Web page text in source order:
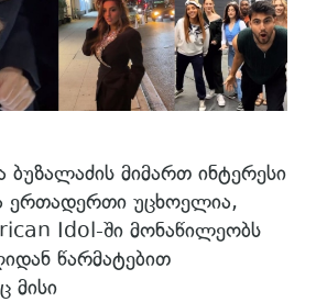
მიმართ ინტერესი
ერთადერთი უცხოელია,
Idol-ში მონაწილეობს
წარმატებით
მისი